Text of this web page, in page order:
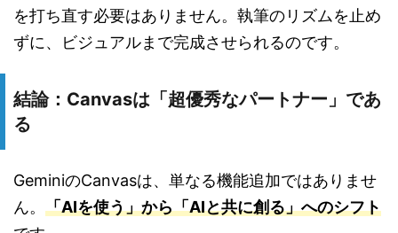
を打ち直す必要はありません。執筆のリズムを止め
ずに、ビジュアルまで完成させられるのです。
結論：Canvasは「超優秀なパートナー」であ
る
GeminiのCanvasは、単なる機能追加ではありませ
ん。 「AIを使う」から「AIと共に創る」へのシフト